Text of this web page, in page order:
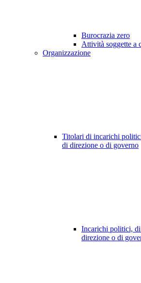
Burocrazia zero
Attività soggette a
Organizzazione
Titolari di incarichi
di direzione o di governo
Incarichi politici,
direzione o di